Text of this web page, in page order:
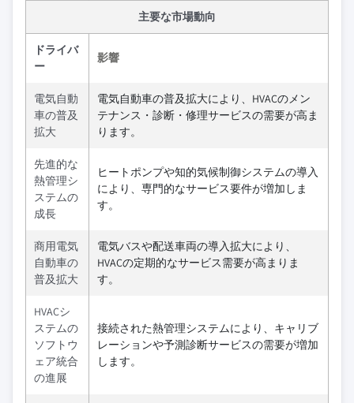
主要な市場動向
ドライバ
ー
影響
電気自動
車の普及
拡大
電気自動車の普及拡大により、HVACのメン
テナンス・診断・修理サービスの需要が高ま
ります。
先進的な
熱管理シ
ステムの
成長
ヒートポンプや知的気候制御システムの導入
により、専門的なサービス要件が増加しま
す。
商用電気
自動車の
普及拡大
電気バスや配送車両の導入拡大により、
HVACの定期的なサービス需要が高まりま
す。
HVACシ
ステムの
ソフトウ
ェア統合
の進展
接続された熱管理システムにより、キャリブ
レーションや予測診断サービスの需要が増加
します。